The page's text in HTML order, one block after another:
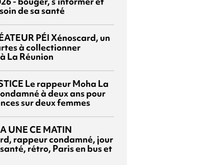
de sa santé
PÉIXénoscard, un
à collectionner
La Réunion
Le rappeur Moha La
à deux ans pour
sur deux femmes
UNE CE MATIN
rappeur condamné, jour
rétro, Paris en bus et